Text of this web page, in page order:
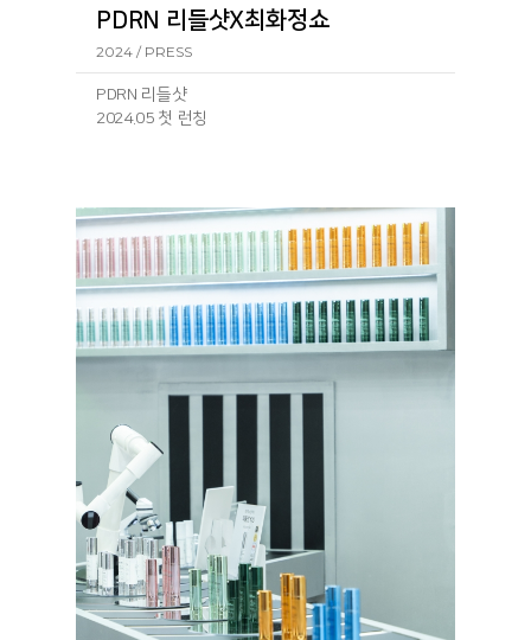
PDRN 리들샷X최화정쇼
2024 / PRESS
PDRN 리들샷
2024.05 첫 런칭
key=20240524001346358
매진 기
사: https://fashionbiz.co.kr/article/210952